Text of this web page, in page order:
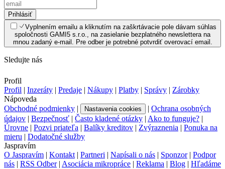
Prihlásiť
Vyplnením emailu a kliknutím na zaškrtávacie pole dávam súhlas
spoločnosti GAMI5 s.r.o., na zasielanie bezplatného newslettera na
mnou zadaný e-mail. Pre odber je potrebné potvrdiť overovací email.
Sledujte nás
Profil
Profil | Inzeráty | Predaje | Nákupy | Platby | Správy | Zárobky
Nápoveda
Obchodné podmienky | Nastavenia cookies | Ochrana osobných
údajov | Bezpečnosť | Často kladené otázky | Ako to funguje? |
Úrovne | Pozvi priateľa | Balíky kreditov | Zvýraznenia | Ponuka na
mieru | Dodatočné služby
Jaspravím
O Jaspravím | Kontakt | Partneri | Napísali o nás | Sponzor| Podpor
nás | RSS Odber| Asociácia mikropráce | Reklama | Blog | Hľadáme